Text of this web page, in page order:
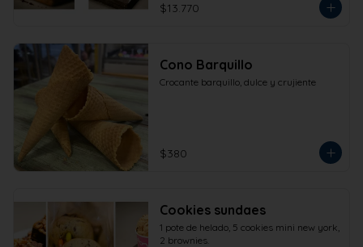
$13.770
Cono Barquillo
Crocante barquillo, dulce y crujiente
$380
Cookies sundaes
1 pote de helado, 5 cookies mini new york,
2 brownies.